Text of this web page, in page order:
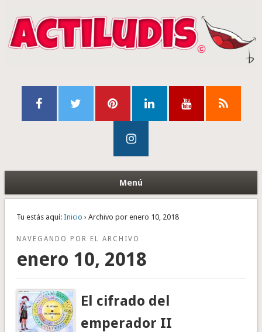
Menú
Tu estás aquí: Inicio › Archivo por enero 10, 2018
NAVEGANDO POR EL ARCHIVO
enero 10, 2018
El cifrado del
emperador II